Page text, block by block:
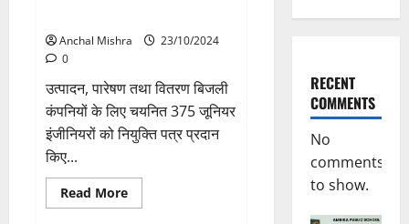
Anchal Mishra
23/10/2024
0
उत्पादन, पारेषण तथा वितरण बिजली
कंपनियों के लिए चयनित 375 जूनियर
इंजीनियरों को नियुक्ति पत्र प्रदान
किए...
Read MoreRead
more
RECENT
COMMENTS
No
comments
to show.